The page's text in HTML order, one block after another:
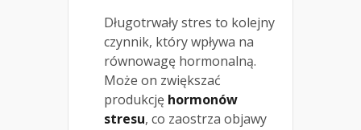
Długotrwały stres to kolejny
czynnik, który wpływa na
równowagę hormonalną.
Może on zwiększać
produkcję hormonów
stresu, co zaostrza objawy